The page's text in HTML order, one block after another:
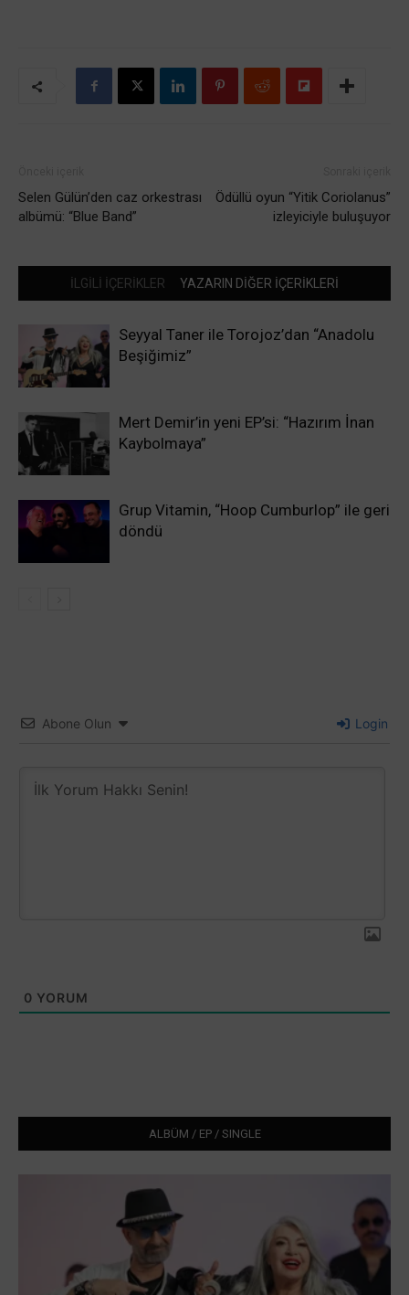
Selen Gülün’den caz orkestrası
albümü: “Blue Band”
Ödüllü oyun “Yitik Coriolanus”
izleyiciyle buluşuyor
İLGİLİ İÇERİKLER YAZARIN DİĞER İÇERİKLERİ
Seyyal Taner ile Torojoz’dan “Anadolu
Beşiğimiz”
Mert Demir’in yeni EP’si: “Hazırım İnan
Kaybolmaya”
Grup Vitamin, “Hoop Cumburlop” ile geri
döndü
Abone Olun Login
0 YORUM
ALBÜM / EP / SINGLE